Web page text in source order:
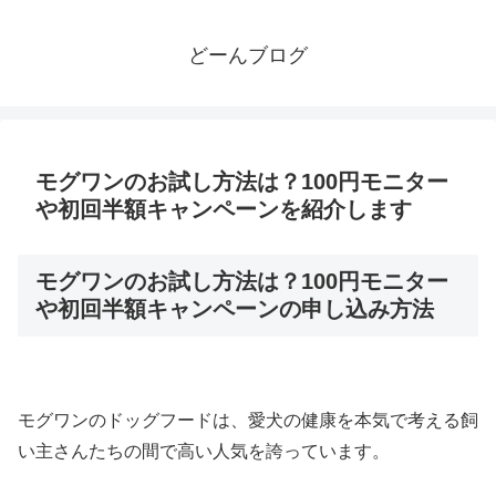
どーんブログ
モグワンのお試し方法は？100円モニター
や初回半額キャンペーンを紹介します
モグワンのお試し方法は？100円モニター
や初回半額キャンペーンの申し込み方法
モグワンのドッグフードは、愛犬の健康を本気で考える飼
い主さんたちの間で高い人気を誇っています。